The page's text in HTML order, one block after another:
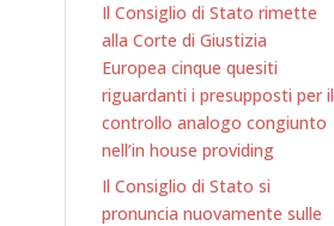
Il Consiglio di Stato rimette
alla Corte di Giustizia
Europea cinque quesiti
riguardanti i presupposti per il
controllo analogo congiunto
nell’in house providing
Il Consiglio di Stato si
pronuncia nuovamente sulle